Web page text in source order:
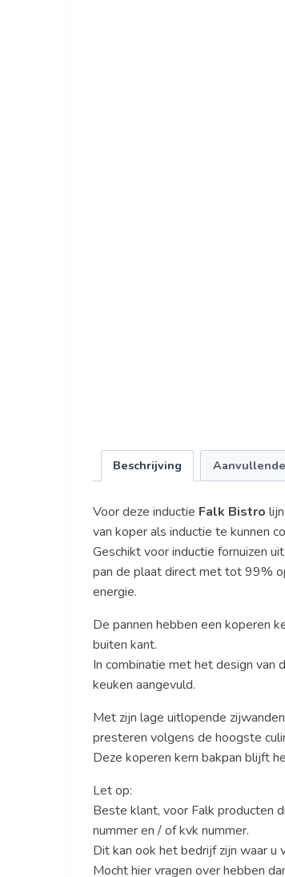
Beschrijving
Voor deze inductie Falk Bistro
van koper als inductie te kunnen
Geschikt voor inductie fornuizen
pan de plaat direct met tot 99%
energie.
De pannen hebben een koperen
buiten kant.
In combinatie met het design van
keuken aangevuld.
Met zijn lage uitlopende
presteren volgens de hoogste
Deze koperen kern bakpan blijft
Let op:
Beste klant, voor Falk producten
nummer en / of kvk nummer.
Dit kan ook het bedrijf zijn waar u
Mocht hier vragen over hebben